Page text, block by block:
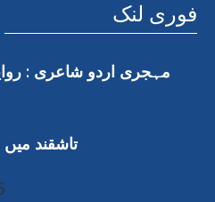
فوری لنک
مہجری اردو شاعری :
تاشقند